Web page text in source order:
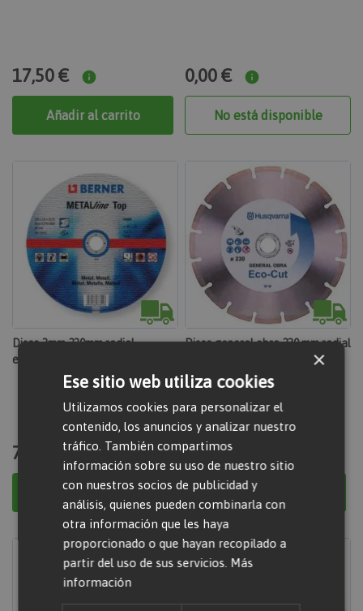
17,50 €
Añadir al carrito
0,00 €
No está disponible
Disco 3mm 230mm radial
eléctrica metal
7,52 €
Añadir al carrito
Disco general obra 230 mm radial
99,38 €
Añadir al carrito
×
Ese sitio web utiliza cookies
Utilizamos cookies para personalizar el
contenido, los anuncios y analizar nuestro
tráfico. También compartimos
información sobre su uso de nuestro sitio
con nuestros socios de publicidad y
análisis, quienes pueden combinarla con
otra información que les haya
proporcionado o que hayan recopilado a
partir del uso de sus servicios. Más
información